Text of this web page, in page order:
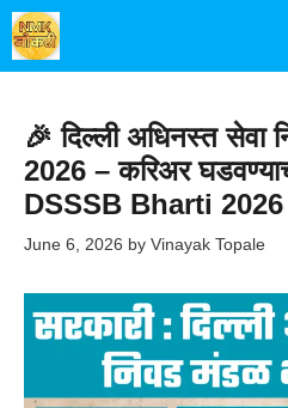
Skip
to
content
🎉 दिल्ली अधिनस्त सेवा
2026 – करिअर
DSSSB Bharti 2026
June 6, 2026 by Vinayak Topale